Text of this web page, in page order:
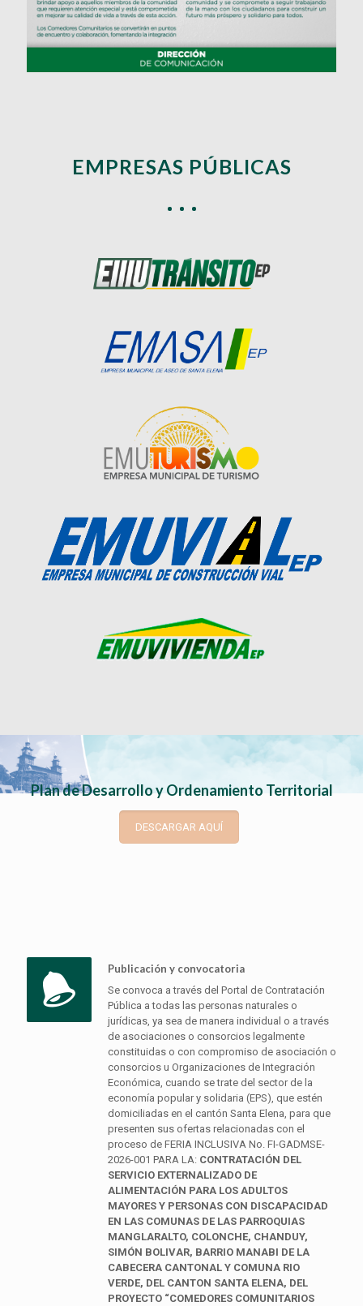
EMPRESAS PÚBLICAS
Plan de Desarrollo y Ordenamiento Territorial
DESCARGAR AQUÍ
Publicación y convocatoria
Se convoca a través del Portal de Contratación
Pública a todas las personas naturales o
jurídicas, ya sea de manera individual o a través
de asociaciones o consorcios legalmente
constituidas o con compromiso de asociación o
consorcios u Organizaciones de Integración
Económica, cuando se trate del sector de la
economía popular y solidaria (EPS), que estén
domiciliadas en el cantón Santa Elena, para que
presenten sus ofertas relacionadas con el
proceso de FERIA INCLUSIVA No. FI-GADMSE-
2026-001 PARA LA: CONTRATACIÓN DEL
SERVICIO EXTERNALIZADO DE
ALIMENTACIÓN PARA LOS ADULTOS
MAYORES Y PERSONAS CON DISCAPACIDAD
EN LAS COMUNAS DE LAS PARROQUIAS
MANGLARALTO, COLONCHE, CHANDUY,
SIMÓN BOLIVAR, BARRIO MANABI DE LA
CABECERA CANTONAL Y COMUNA RIO
VERDE, DEL CANTON SANTA ELENA, DEL
PROYECTO “COMEDORES COMUNITARIOS